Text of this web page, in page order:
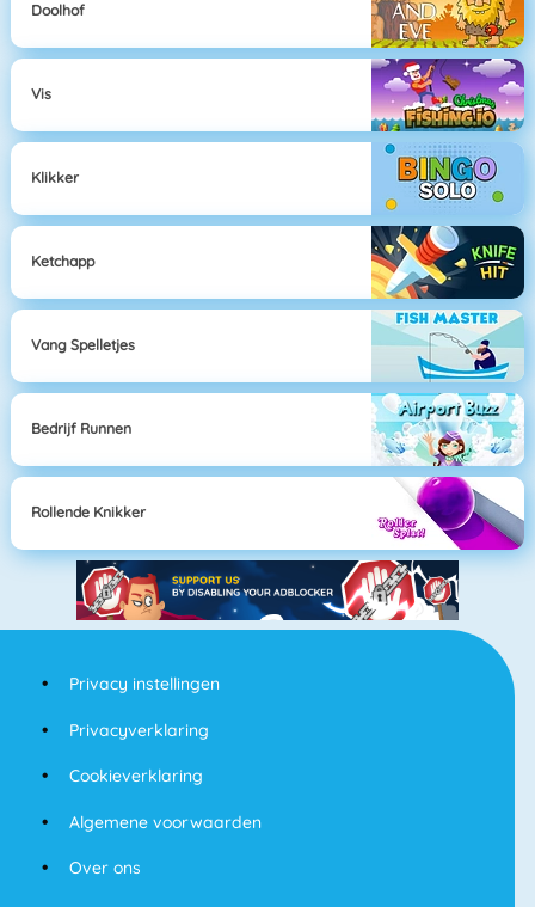
Doolhof
Vis
Klikker
Ketchapp
Vang Spelletjes
Bedrijf Runnen
Rollende Knikker
Privacy instellingen
Privacyverklaring
Cookieverklaring
Algemene voorwaarden
Over ons